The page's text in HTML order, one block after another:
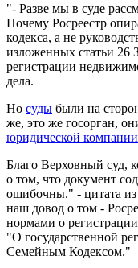
"- Разве мы в суде
Почему Росреестр
кодекса, а не
изложенных статьи 26
регистрации
дела.
Но суды были на
же, это же госорган,
юридической
Благо Верховный суд,
о том, что документ
ошибочны." - цитата из
наш довод о том -
нормами о
"О государственной
Семейным Кодексом."